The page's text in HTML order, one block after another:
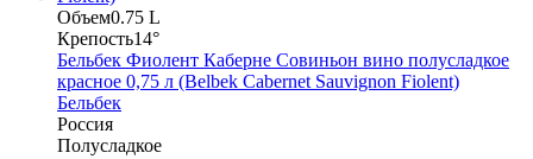
Объем0.75 L
Крепость14°
Бельбек Фиолент Каберне Совиньон вино полусладкое
красное 0,75 л (Belbek Cabernet Sauvignon Fiolent)
Бельбек
Россия
Полусладкое